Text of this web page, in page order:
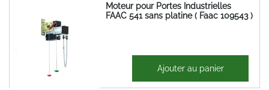
Moteur pour Portes Industrielles
FAAC 541 sans platine ( Faac 109543 )
1 310,96 €
Ajouter au panier